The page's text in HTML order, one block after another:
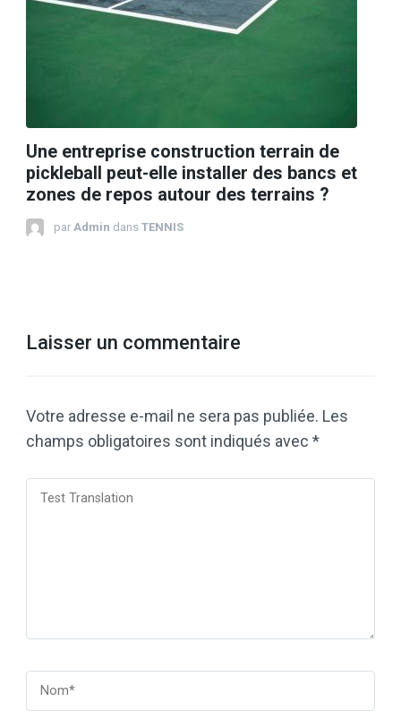
Une entreprise construction terrain de
pickleball peut-elle installer des bancs et
zones de repos autour des terrains ?
par Admin dans TENNIS
Laisser un commentaire
Votre adresse e-mail ne sera pas publiée. Les
champs obligatoires sont indiqués avec *